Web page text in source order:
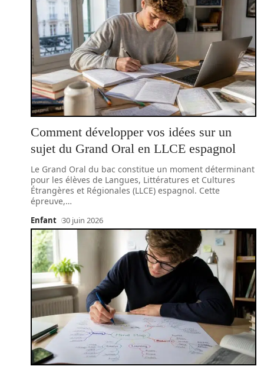
Comment développer vos idées sur un
sujet du Grand Oral en LLCE espagnol
Le Grand Oral du bac constitue un moment déterminant
pour les élèves de Langues, Littératures et Cultures
Étrangères et Régionales (LLCE) espagnol. Cette
épreuve,…
Enfant 30 juin 2026